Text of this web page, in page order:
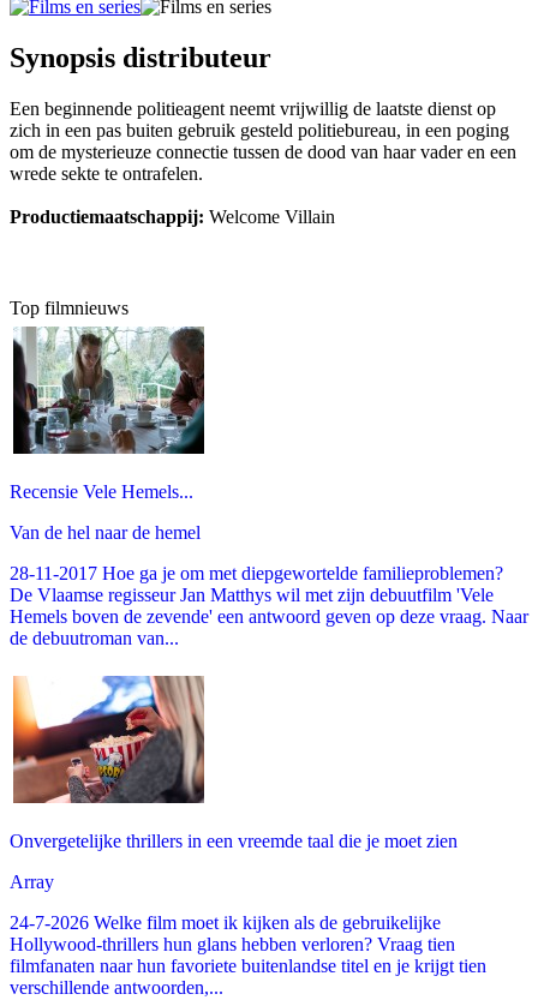
Synopsis distributeur
Een beginnende politieagent neemt vrijwillig de laatste dienst op
zich in een pas buiten gebruik gesteld politiebureau, in een poging
om de mysterieuze connectie tussen de dood van haar vader en een
wrede sekte te ontrafelen.
Productiemaatschappij: Welcome Villain
Top filmnieuws
Recensie Vele Hemels...
Van de hel naar de hemel
28-11-2017 Hoe ga je om met diepgewortelde familieproblemen?
De Vlaamse regisseur Jan Matthys wil met zijn debuutfilm 'Vele
Hemels boven de zevende' een antwoord geven op deze vraag. Naar
de debuutroman van...
Onvergetelijke thrillers in een vreemde taal die je moet zien
Array
24-7-2026 Welke film moet ik kijken als de gebruikelijke
Hollywood-thrillers hun glans hebben verloren? Vraag tien
filmfanaten naar hun favoriete buitenlandse titel en je krijgt tien
verschillende antwoorden,...